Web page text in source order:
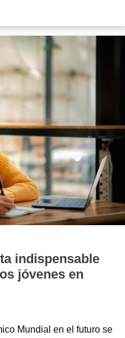
indispensable
jóvenes en
Mundial en el futuro se